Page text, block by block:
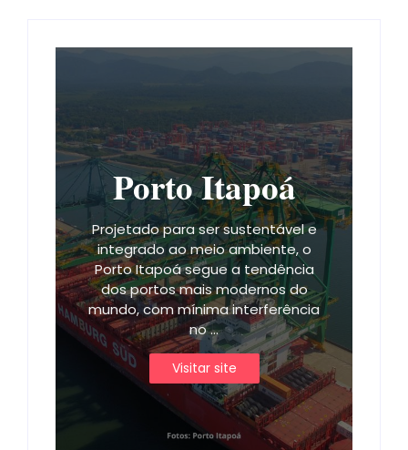
Porto Itapoá
Projetado para ser sustentável e
integrado ao meio ambiente, o
Porto Itapoá segue a tendência
dos portos mais modernos do
mundo, com mínima interferência
no ...
Visitar site